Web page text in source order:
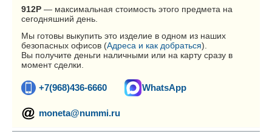
912Р — максимальная стоимость этого предмета на
сегодняшний день.
Мы готовы выкупить это изделие в одном из наших
безопасных офисов (Адреса и как добраться).
Вы получите деньги наличными или на карту сразу в
момент сделки.
+7(968)436-6660 WhatsApp
moneta@nummi.ru